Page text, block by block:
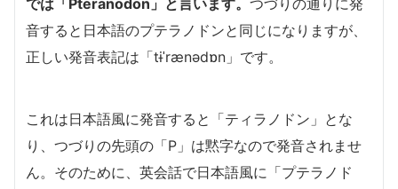
では「Pteranodon」と言います。 つづりの通りに発
音すると日本語のプテラノドンと同じになりますが、
正しい発音表記は「tɨˈrænədɒn」です。
これは日本語風に発音すると「ティラノドン」とな
り、つづりの先頭の「P」は黙字なので発音されませ
ん。そのために、英会話で日本語風に「プテラノド